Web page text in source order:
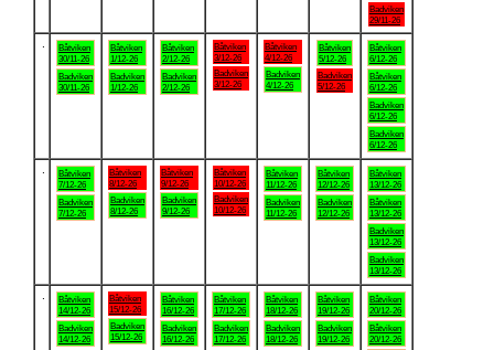
Badviken
29/11-26
Båtviken
30/11-26
Badviken
30/11-26
Båtviken
1/12-26
Badviken
1/12-26
Båtviken
2/12-26
Badviken
2/12-26
Båtviken
3/12-26
Badviken
3/12-26
Båtviken
4/12-26
Badviken
4/12-26
Båtviken
5/12-26
Badviken
5/12-26
Båtviken
6/12-26
Båtviken
6/12-26
Badviken
6/12-26
Badviken
6/12-26
Båtviken
7/12-26
Badviken
7/12-26
Båtviken
8/12-26
Badviken
8/12-26
Båtviken
9/12-26
Badviken
9/12-26
Båtviken
10/12-26
Badviken
10/12-26
Båtviken
11/12-26
Badviken
11/12-26
Båtviken
12/12-26
Badviken
12/12-26
Båtviken
13/12-26
Båtviken
13/12-26
Badviken
13/12-26
Badviken
13/12-26
Båtviken
14/12-26
Badviken
14/12-26
Båtviken
15/12-26
Badviken
15/12-26
Båtviken
16/12-26
Badviken
16/12-26
Båtviken
17/12-26
Badviken
17/12-26
Båtviken
18/12-26
Badviken
18/12-26
Båtviken
19/12-26
Badviken
19/12-26
Båtviken
20/12-26
Båtviken
20/12-26